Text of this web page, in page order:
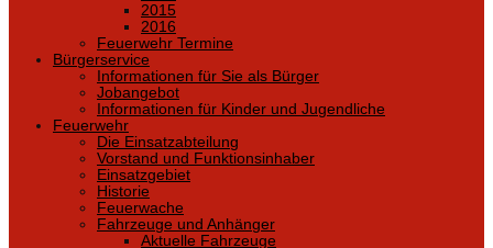
2015
2016
Feuerwehr Termine
Bürgerservice
Informationen für Sie als Bürger
Jobangebot
Informationen für Kinder und Jugendliche
Feuerwehr
Die Einsatzabteilung
Vorstand und Funktionsinhaber
Einsatzgebiet
Historie
Feuerwache
Fahrzeuge und Anhänger
Aktuelle Fahrzeuge